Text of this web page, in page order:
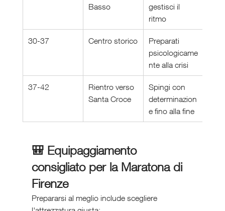
Basso
gestisci il
ritmo
30-37 Centro storico
Preparati
psicologicame
nte alla crisi
37-42
Rientro verso
Santa Croce
Spingi con
determinazion
e fino alla fine
🎒 Equipaggiamento
consigliato per la Maratona di
Firenze
Prepararsi al meglio include scegliere